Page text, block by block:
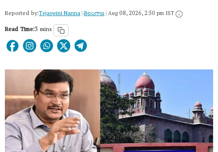
Reported by:Tejaswini Nanna|తెలంగాణ‌|Aug 08, 2026, 2:50 pm IST
Read Time:3 mins